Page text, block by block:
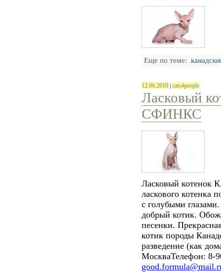
Еще по теме:
12.06.2010 |cats4people
Ласковый
СФИНКС
Ласковый
ласкового котенка
с голубыми
добрый котик.
песенки.
котик породы
разведение (как
МоскваТелефон: 8-